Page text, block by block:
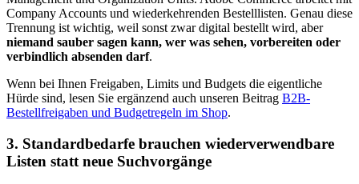
Company Accounts und wiederkehrenden Bestelllisten. Genau diese
Trennung ist wichtig, weil sonst zwar digital bestellt wird, aber
niemand sauber sagen kann, wer was sehen, vorbereiten oder
verbindlich absenden darf.
Wenn bei Ihnen Freigaben, Limits und Budgets die eigentliche
Hürde sind, lesen Sie ergänzend auch unseren Beitrag B2B-
Bestellfreigaben und Budgetregeln im Shop.
3. Standardbedarfe brauchen wiederverwendbare
Listen statt neue Suchvorgänge